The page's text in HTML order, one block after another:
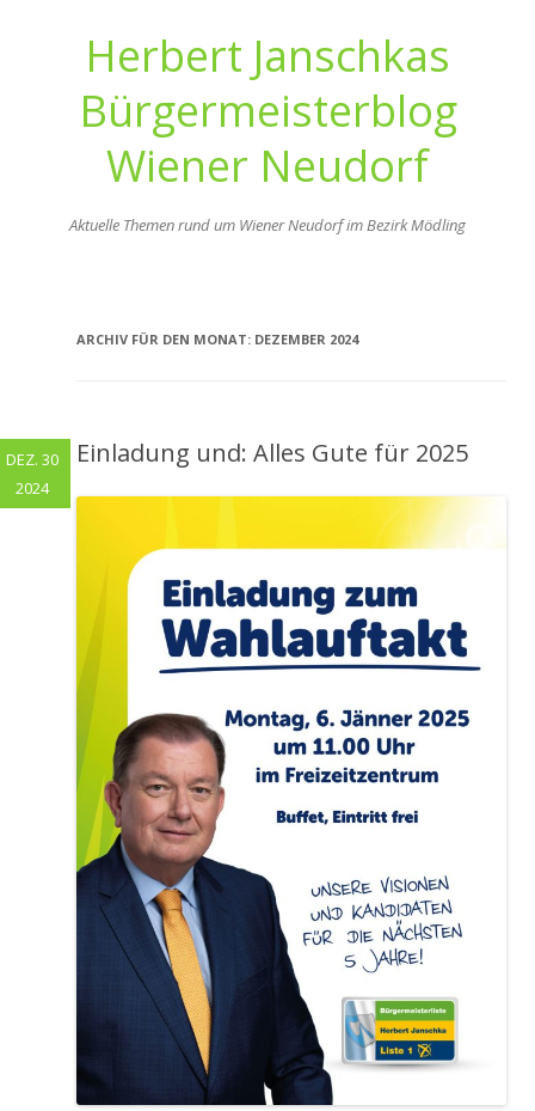
Herbert Janschkas
Bürgermeisterblog
Wiener Neudorf
Aktuelle Themen rund um Wiener Neudorf im Bezirk Mödling
ARCHIV FÜR DEN MONAT: DEZEMBER 2024
Einladung und: Alles Gute für 2025
DEZ. 30
2024